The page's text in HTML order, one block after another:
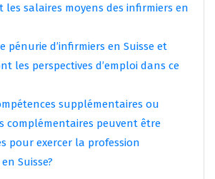
les salaires moyens des infirmiers en
pénurie d’infirmiers en Suisse et
les perspectives d’emploi dans ce
supplémentaires ou
complémentaires peuvent être
pour exercer la profession
Suisse?